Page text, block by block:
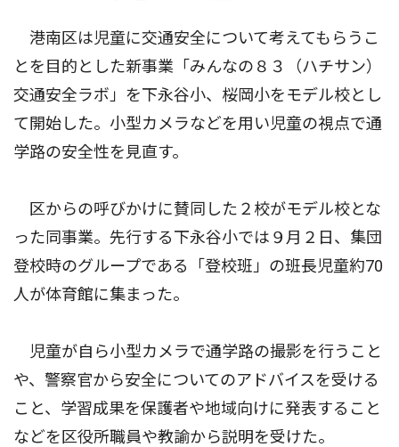
港南区は児童に交通安全について考えてもらうこ
とを目的とした新事業「みんなの８３（ハチサン）
交通安全ラボ」を下永谷小、桜岡小をモデル校とし
て開始した。小型カメラなどを用い児童の視点で通
学路の安全性を見直す。
区からの呼びかけに賛同した２校がモデル校とな
った同事業。先行する下永谷小では９月２日、集団
登校時のグループである「登校班」の班長児童約70
人が体育館に集まった。
児童が自ら小型カメラで通学路の撮影を行うこと
や、警察官から安全についてのアドバイスを受ける
こと、学習成果を保護者や地域向けに発表すること
などを区役所職員や教諭から説明を受けた。